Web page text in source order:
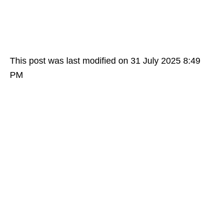
This post was last modified on 31 July 2025 8:49
PM